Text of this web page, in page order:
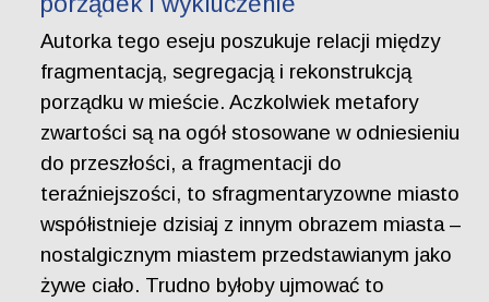
Autorka tego eseju poszukuje relacji między
fragmentacją, segregacją i rekonstrukcją
porządku w mieście. Aczkolwiek metafory
zwartości są na ogół stosowane w odniesieniu
do przeszłości, a fragmentacji do
teraźniejszości, to sfragmentaryzowne miasto
współistnieje dzisiaj z innym obrazem miasta –
nostalgicznym miastem przedstawianym jako
żywe ciało. Trudno byłoby ujmować to